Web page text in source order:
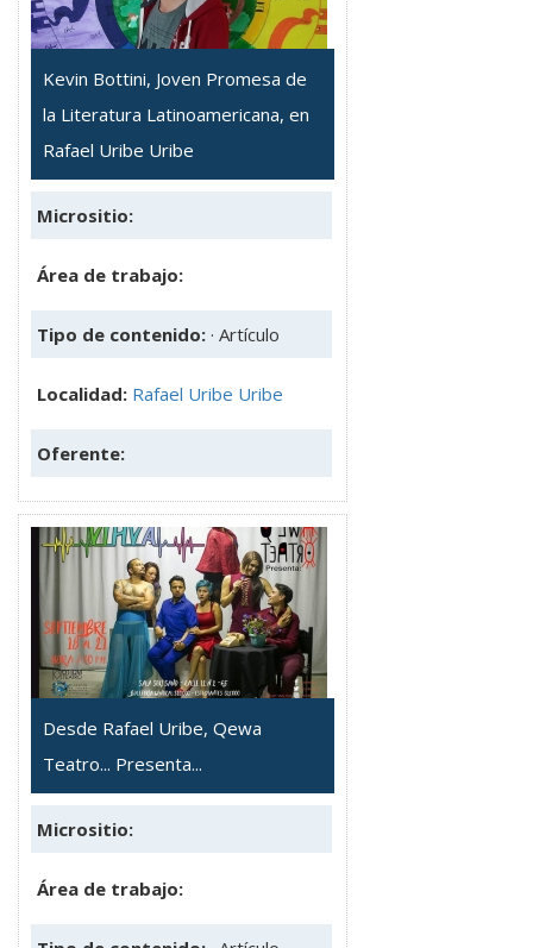
Kevin Bottini, Joven Promesa de
la Literatura Latinoamericana, en
Rafael Uribe Uribe
Micrositio:
Área de trabajo:
Tipo de contenido: · Artículo
Localidad: Rafael Uribe Uribe
Oferente:
Desde Rafael Uribe, Qewa
Teatro... Presenta...
Micrositio:
Área de trabajo: